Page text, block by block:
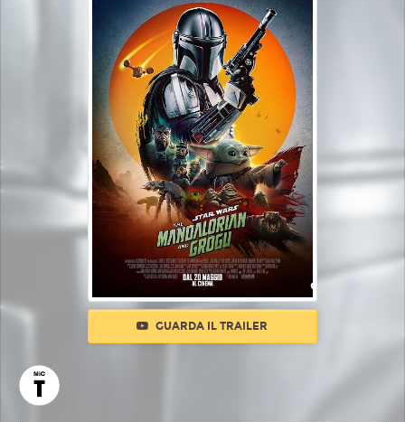
GUARDA IL TRAILER